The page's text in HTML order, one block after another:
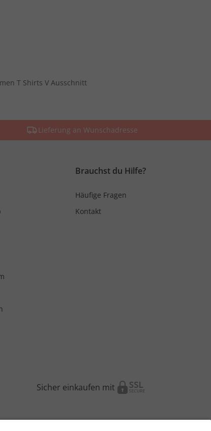
T Shirts V Ausschnitt
Lieferung an Wunschadresse
Brauchst du Hilfe?
Häufige Fragen
Kontakt
Sicher einkaufen mit